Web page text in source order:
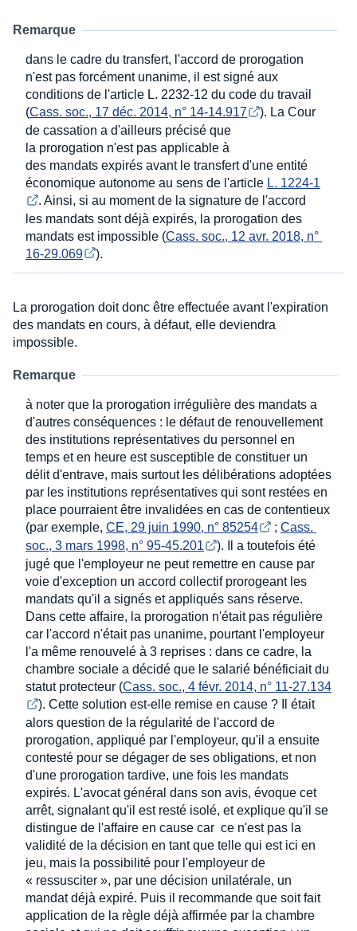
Remarque
dans le cadre du transfert, l'accord de prorogation
n'est pas forcément unanime, il est signé aux
conditions de l'article L. 2232-12 du code du travail
(Cass. soc., 17 déc. 2014, n° 14-14.917
). La Cour
de cassation a d'ailleurs précisé que
la prorogation n'est pas applicable à
des mandats expirés avant le transfert d'une entité
économique autonome au sens de l'article L. 1224-1
. Ainsi, si au moment de la signature de l'accord
les mandats sont déjà expirés, la prorogation des
mandats est impossible (Cass. soc., 12 avr. 2018, n°
16-29.069
).
La prorogation doit donc être effectuée avant l'expiration
des mandats en cours, à défaut, elle deviendra
impossible.
Remarque
à noter que la prorogation irrégulière des mandats a
d'autres conséquences : le défaut de renouvellement
des institutions représentatives du personnel en
temps et en heure est susceptible de constituer un
délit d'entrave, mais surtout les délibérations adoptées
par les institutions représentatives qui sont restées en
place pourraient être invalidées en cas de contentieux
(par exemple, CE, 29 juin 1990, n° 85254 ; Cass.
soc., 3 mars 1998, n° 95-45.201
). Il a toutefois été
jugé que l'employeur ne peut remettre en cause par
voie d'exception un accord collectif prorogeant les
mandats qu'il a signés et appliqués sans réserve.
Dans cette affaire, la prorogation n'était pas régulière
car l'accord n'était pas unanime, pourtant l'employeur
l'a même renouvelé à 3 reprises : dans ce cadre, la
chambre sociale a décidé que le salarié bénéficiait du
statut protecteur (Cass. soc., 4 févr. 2014, n° 11-27.134
). Cette solution est-elle remise en cause ? Il était
alors question de la régularité de l'accord de
prorogation, appliqué par l'employeur, qu'il a ensuite
contesté pour se dégager de ses obligations, et non
d'une prorogation tardive, une fois les mandats
expirés. L'avocat général dans son avis, évoque cet
arrêt, signalant qu'il est resté isolé, et explique qu'il se
distingue de l'affaire en cause car ce n'est pas la
validité de la décision en tant que telle qui est ici en
jeu, mais la possibilité pour l'employeur de
« ressusciter », par une décision unilatérale, un
mandat déjà expiré. Puis il recommande que soit fait
application de la règle déjà affirmée par la chambre